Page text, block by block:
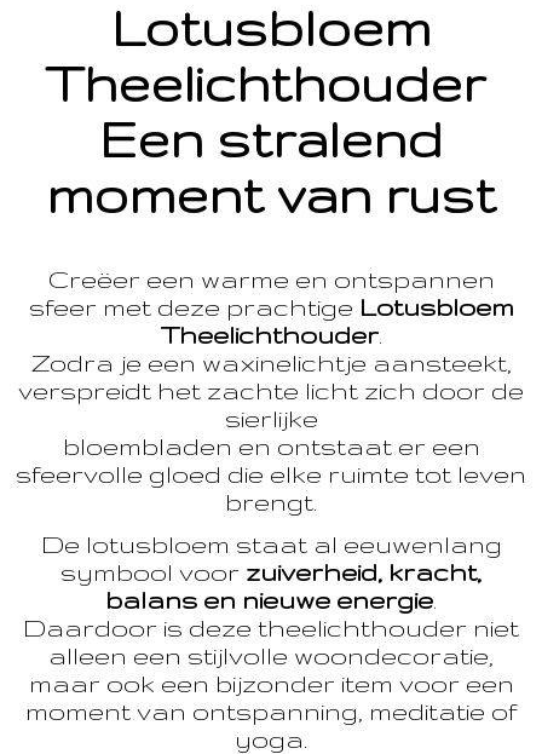
Lotusbloem
Theelichthouder
Een stralend
moment van rust
Creëer een warme en ontspannen
sfeer met deze prachtige Lotusbloem
Theelichthouder.
Zodra je een waxinelichtje aansteekt,
verspreidt het zachte licht zich door de
sierlijke
bloembladen en ontstaat er een
sfeervolle gloed die elke ruimte tot leven
brengt.
De lotusbloem staat al eeuwenlang
symbool voor zuiverheid, kracht,
balans en nieuwe energie
Daardoor is deze theelichthouder niet
alleen een stijlvolle woondecoratie,
maar ook een bijzonder item voor een
moment van ontspanning, meditatie of
yoga.